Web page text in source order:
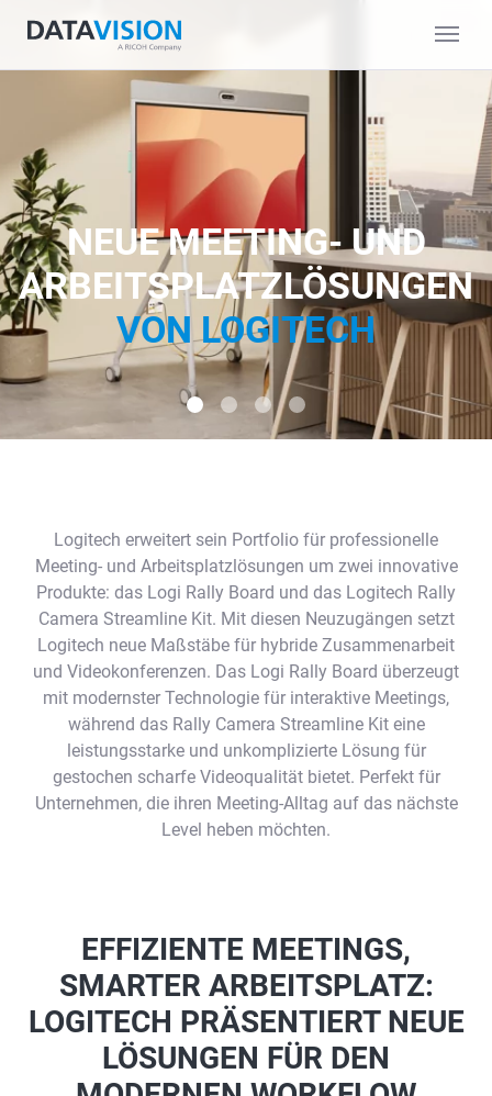
NEUE MEETING- UND
ARBEITSPLATZLÖSUNGEN
VON LOGITECH
Logitech erweitert sein Portfolio für professionelle
Meeting- und Arbeitsplatzlösungen um zwei innovative
Produkte: das Logi Rally Board und das Logitech Rally
Camera Streamline Kit. Mit diesen Neuzugängen setzt
Logitech neue Maßstäbe für hybride Zusammenarbeit
und Videokonferenzen. Das Logi Rally Board überzeugt
mit modernster Technologie für interaktive Meetings,
während das Rally Camera Streamline Kit eine
leistungsstarke und unkomplizierte Lösung für
gestochen scharfe Videoqualität bietet. Perfekt für
Unternehmen, die ihren Meeting-Alltag auf das nächste
Level heben möchten.
EFFIZIENTE MEETINGS,
SMARTER ARBEITSPLATZ:
LOGITECH PRÄSENTIERT NEUE
LÖSUNGEN FÜR DEN